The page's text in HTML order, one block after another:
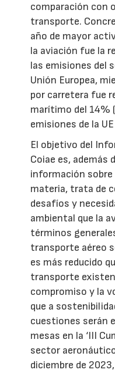
comparación con
transporte.
año de mayor
la aviación fue la
las emisiones del
Unión Europea,
por carretera fue
marítimo del 14%
emisiones de la
El objetivo del
Coiae es, además
información
materia, trata de
desafíos y
ambiental que la
términos
transporte aéreo
es más reducido
transporte
compromiso y la
que a
cuestiones serán
mesas en la ‘III
sector
diciembre de